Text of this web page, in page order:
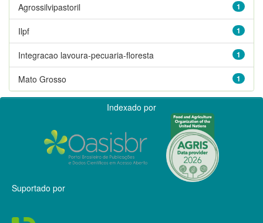
1
Agrossilvipastoril
1
Ilpf
1
Integracao lavoura-pecuaria-floresta
1
Mato Grosso
Indexado por
Suportado por